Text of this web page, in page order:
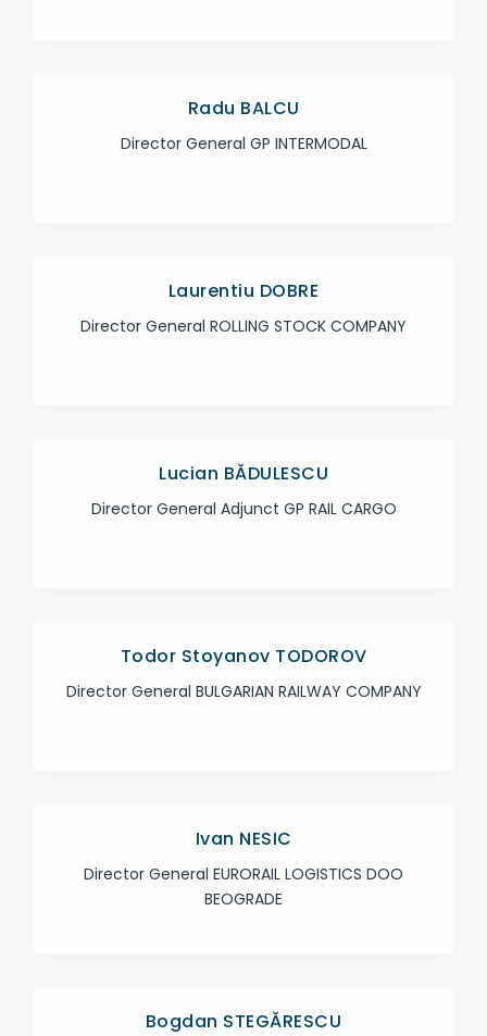
Radu BALCU
Director General GP INTERMODAL
Laurentiu DOBRE
Director General ROLLING STOCK COMPANY
Lucian BĂDULESCU
Director General Adjunct GP RAIL CARGO
Todor Stoyanov TODOROV
Director General BULGARIAN RAILWAY COMPANY
Ivan NESIC
Director General EURORAIL LOGISTICS DOO
BEOGRADE
Bogdan STEGĂRESCU